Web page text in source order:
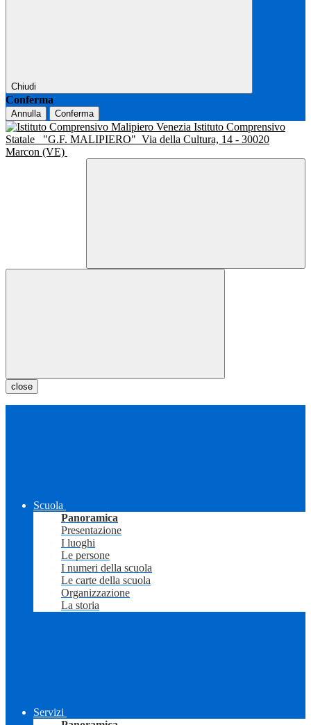
Chiudi
Conferma
Annulla Conferma
Istituto Comprensivo
Statale
"G.F. MALIPIERO" Via della Cultura, 14 - 30020
Marcon (VE)
close
Scuola
Panoramica
Presentazione
I luoghi
Le persone
I numeri della scuola
Le carte della scuola
Organizzazione
La storia
Servizi